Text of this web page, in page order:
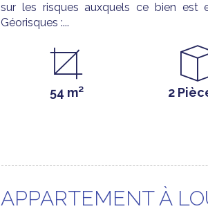
sur les risques auxquels ce bien est
Géorisques :...
54 m² 2
APPARTEMENT À